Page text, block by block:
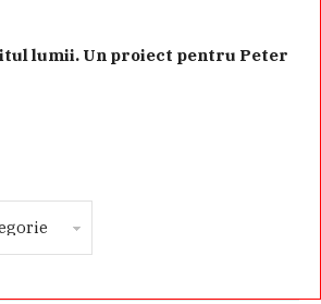
lumii. Un proiect pentru Peter